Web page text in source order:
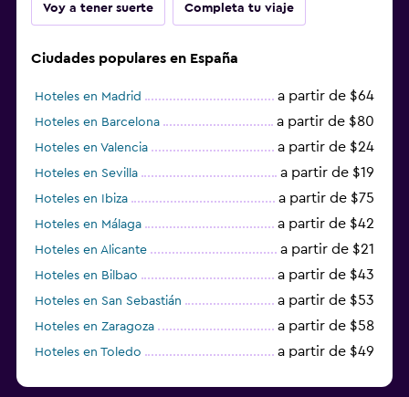
Voy a tener suerte Completa tu viaje
Ciudades populares en España
Hoteles en Madrid a partir de $64
Hoteles en Barcelona a partir de $80
Hoteles en Valencia a partir de $24
Hoteles en Sevilla a partir de $19
Hoteles en Ibiza a partir de $75
Hoteles en Málaga a partir de $42
Hoteles en Alicante a partir de $21
Hoteles en Bilbao a partir de $43
Hoteles en San Sebastián a partir de $53
Hoteles en Zaragoza a partir de $58
Hoteles en Toledo a partir de $49